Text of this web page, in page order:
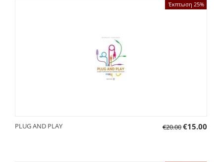
Έκπτωση 25%
PLUG AND PLAY €20.00€15.00